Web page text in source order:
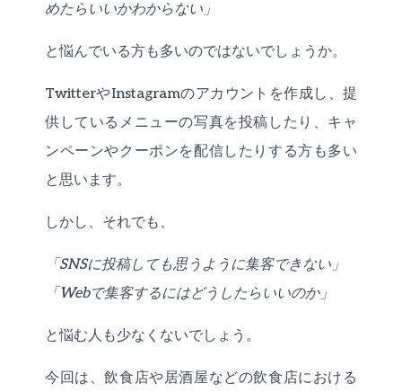
めたらいいかわからない」
と悩んでいる方も多いのではないでしょうか。
TwitterやInstagramのアカウントを作成し、提
供しているメニューの写真を投稿したり、キャ
ンペーンやクーポンを配信したりする方も多い
と思います。
しかし、それでも、
「SNSに投稿しても思うように集客できない」
「Webで集客するにはどうしたらいいのか」
と悩む人も少なくないでしょう。
今回は、飲食店や居酒屋などの飲食店における